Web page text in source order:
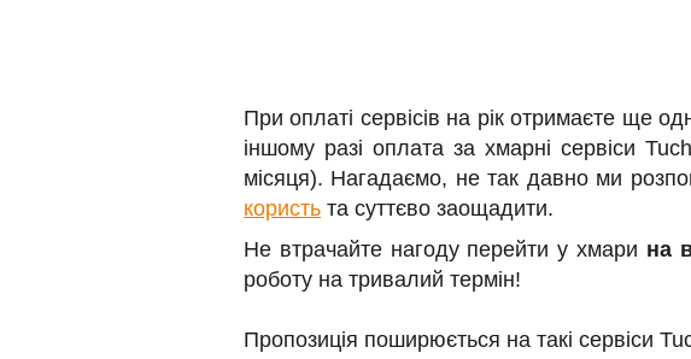
При оплаті сервісів на рік отримаєте ще
іншому разі оплата за хмарні сервіси
місяця). Нагадаємо, не так давно ми
користь та суттєво заощадити.
Не втрачайте нагоду перейти у хмари на
роботу на тривалий термін!
Пропозиція поширюється на такі сервіси